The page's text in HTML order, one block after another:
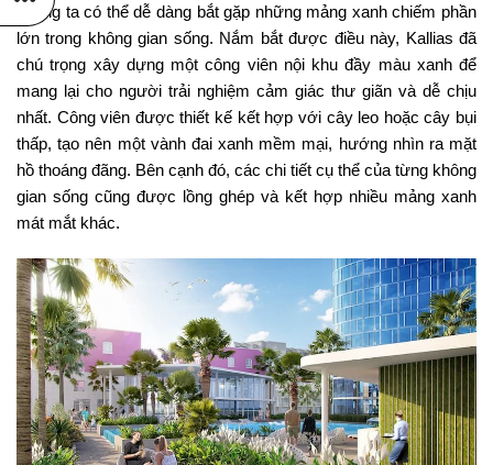
chúng ta có thể dễ dàng bắt gặp những mảng xanh chiếm phần
lớn trong không gian sống. Nắm bắt được điều này, Kallias đã
chú trọng xây dựng một công viên nội khu đầy màu xanh để
mang lại cho người trải nghiệm cảm giác thư giãn và dễ chịu
nhất. Công viên được thiết kế kết hợp với cây leo hoặc cây bụi
thấp, tạo nên một vành đai xanh mềm mại, hướng nhìn ra mặt
hồ thoáng đãng. Bên cạnh đó, các chi tiết cụ thể của từng không
gian sống cũng được lồng ghép và kết hợp nhiều mảng xanh
mát mắt khác.